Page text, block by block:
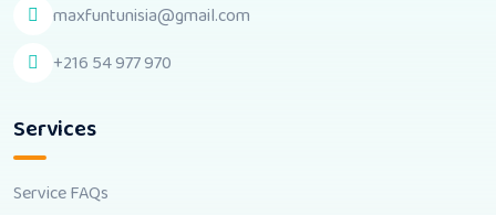
maxfuntunisia@gmail.com
+216 54 977 970
Services
Service FAQs